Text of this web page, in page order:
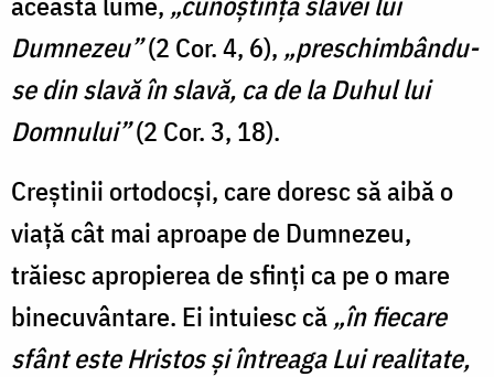
Dumnezeu”(2 Cor. 4, 6), „preschimbându-
se din slavă în slavă, ca de la Duhul lui
Domnului”(2 Cor. 3, 18).
Creştinii ortodocşi, care doresc să aibă o
viaţă cât mai aproape de Dumnezeu,
trăiesc apropierea de sfinţi ca pe o mare
binecuvântare. Ei intuiesc că „în fiecare
sfânt este Hristos şi întreaga Lui realitate,